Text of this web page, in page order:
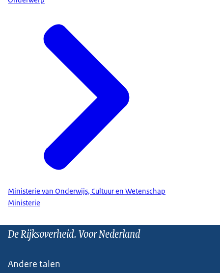
Ministerie van Onderwijs, Cultuur en Wetenschap
Ministerie
De Rijksoverheid. Voor Nederland
Andere talen